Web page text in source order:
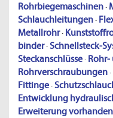
Rohrbiegemaschinen·
Schlauchleitungen·
Metallrohr·
binder·Schnellsteck-
Steckanschlüsse·
Rohrverschraubungen·
Fittinge·
Entwicklung
Erweiterung